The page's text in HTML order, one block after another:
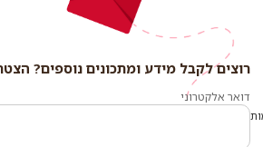
רוצים
מידע
ומתכונים
נוספים?
לרשימת
רוצים לקבל מידע ומתכונים נוספים?
דואר אלקטרוני